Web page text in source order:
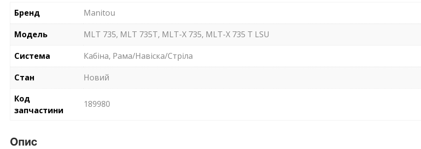
Бренд
Manitou
Модель
MLT 735, MLT 735T, MLT-X 735, MLT-X 735 T LSU
Система
Кабіна, Рама/Навіска/Стріла
Стан
Новий
Код
запчастини
189980
Опис